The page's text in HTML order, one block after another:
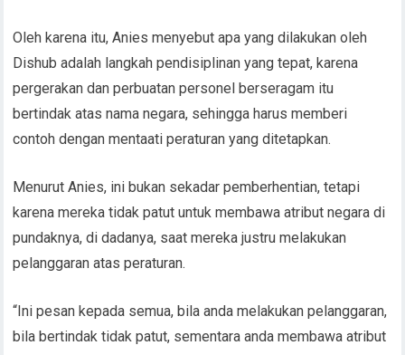
Oleh karena itu, Anies menyebut apa yang dilakukan oleh
Dishub adalah langkah pendisiplinan yang tepat, karena
pergerakan dan perbuatan personel berseragam itu
bertindak atas nama negara, sehingga harus memberi
contoh dengan mentaati peraturan yang ditetapkan.
Menurut Anies, ini bukan sekadar pemberhentian, tetapi
karena mereka tidak patut untuk membawa atribut negara di
pundaknya, di dadanya, saat mereka justru melakukan
pelanggaran atas peraturan.
“Ini pesan kepada semua, bila anda melakukan pelanggaran,
bila bertindak tidak patut, sementara anda membawa atribut